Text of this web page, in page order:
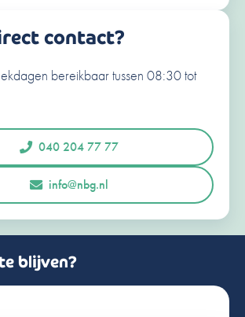
(Vereist)
vragen
contact?
bereikbaar tussen 08:30 tot
040 204 77 77
info@nbg.nl
blijven?